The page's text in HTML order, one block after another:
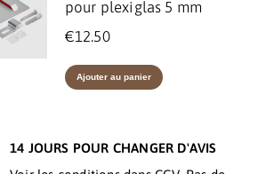
pour plexiglas 5 mm
€12.50
Ajouter au panier
14 JOURS POUR CHANGER D'AVIS